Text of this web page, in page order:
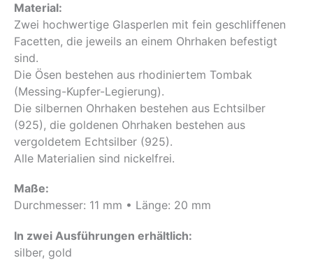
Material:
Zwei hochwertige Glasperlen mit fein geschliffenen
Facetten, die jeweils an einem Ohrhaken befestigt
sind.
Die Ösen bestehen aus rhodiniertem Tombak
(Messing-Kupfer-Legierung).
Die silbernen Ohrhaken bestehen aus Echtsilber
(925), die goldenen Ohrhaken bestehen aus
vergoldetem Echtsilber (925).
Alle Materialien sind nickelfrei.
Maße:
Durchmesser: 11 mm • Länge: 20 mm
In zwei Ausführungen erhältlich:
silber, gold